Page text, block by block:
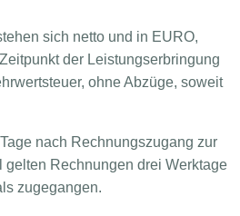
sich netto und in EURO,
der Leistungserbringung
ohne Abzüge, soweit
nach Rechnungszugang zur
Rechnungen drei Werktage
zugegangen.